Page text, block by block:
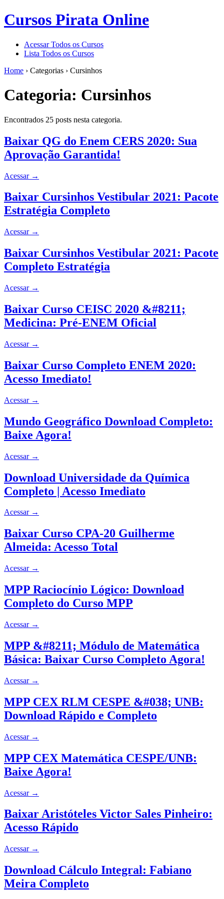
Cursos Pirata Online
Acessar Todos os Cursos
Lista Todos os Cursos
Home › Categorias › Cursinhos
Categoria: Cursinhos
Encontrados 25 posts nesta categoria.
Baixar QG do Enem CERS 2020: Sua
Aprovação Garantida!
Acessar →
Baixar Cursinhos Vestibular 2021: Pacote
Estratégia Completo
Acessar →
Baixar Cursinhos Vestibular 2021: Pacote
Completo Estratégia
Acessar →
Baixar Curso CEISC 2020 &#8211;
Medicina: Pré-ENEM Oficial
Acessar →
Baixar Curso Completo ENEM 2020:
Acesso Imediato!
Acessar →
Mundo Geográfico Download Completo:
Baixe Agora!
Acessar →
Download Universidade da Química
Completo | Acesso Imediato
Acessar →
Baixar Curso CPA-20 Guilherme
Almeida: Acesso Total
Acessar →
MPP Raciocínio Lógico: Download
Completo do Curso MPP
Acessar →
MPP &#8211; Módulo de Matemática
Básica: Baixar Curso Completo Agora!
Acessar →
MPP CEX RLM CESPE &#038; UNB:
Download Rápido e Completo
Acessar →
MPP CEX Matemática CESPE/UNB:
Baixe Agora!
Acessar →
Baixar Aristóteles Victor Sales Pinheiro:
Acesso Rápido
Acessar →
Download Cálculo Integral: Fabiano
Meira Completo